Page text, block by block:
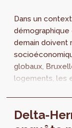
Dans un
demain doivent
globaux,
logements, les
l’enquête
Delta-